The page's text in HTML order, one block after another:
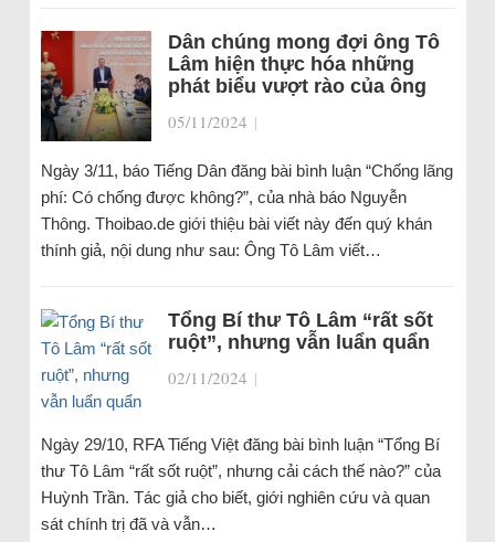
Dân chúng mong đợi ông Tô
Lâm hiện thực hóa những
phát biểu vượt rào của ông
05/11/2024 |
Ngày 3/11, báo Tiếng Dân đăng bài bình luận “Chống lãng
phí: Có chống được không?”, của nhà báo Nguyễn
Thông. Thoibao.de giới thiệu bài viết này đến quý khán
thính giả, nội dung như sau: Ông Tô Lâm viết…
Tổng Bí thư Tô Lâm “rất sốt
ruột”, nhưng vẫn luẩn quẩn
02/11/2024 |
Ngày 29/10, RFA Tiếng Việt đăng bài bình luận “Tổng Bí
thư Tô Lâm “rất sốt ruột”, nhưng cải cách thế nào?” của
Huỳnh Trần. Tác giả cho biết, giới nghiên cứu và quan
sát chính trị đã và vẫn…